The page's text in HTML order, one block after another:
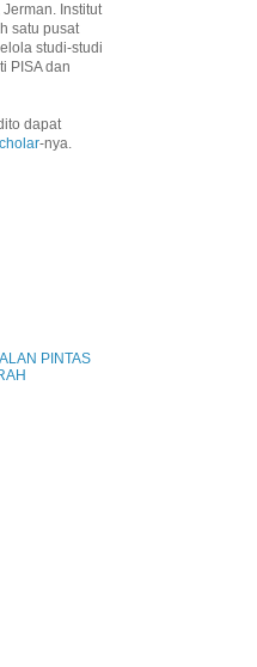
Institut
satu pusat
studi-studi
PISA dan
dapat
-nya.
PINTAS